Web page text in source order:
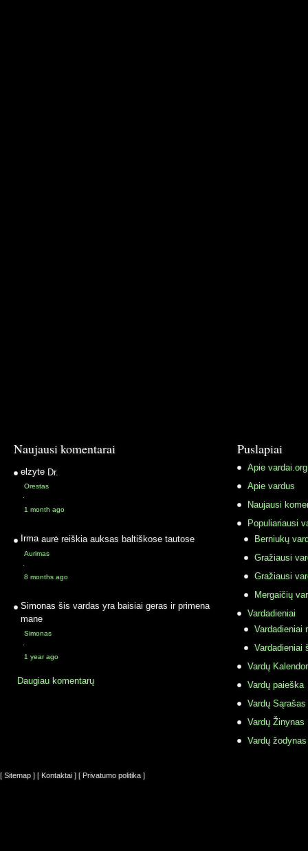
Naujausi komentarai
elzyte Dr.
Orestas
·
1 month ago
Irma aurė reiškia auksas baltiškose tautose
Aurimas
·
8 months ago
Simonas šis vardas yra baisiai geras ir primena
mane
Simonas
·
1 year ago
Daugiau komentarų
Puslapiai
Apie vardai.org
Apie vardus
Naujausi
Populiariausi
Berniukų
Gražiausi
Gražiausi
Mergaičių
Vardadieniai
Vardadieniai
Vardadieniai
Vardų
Vardų paieška
Vardų Sąrašas
Vardų Žinynas
Vardų
[ Sitemap ] [ Kontaktai ] [ Privatumo politika ]